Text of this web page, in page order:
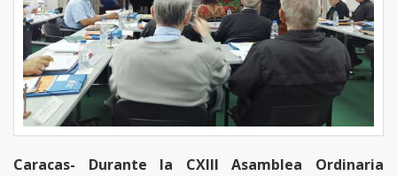
Caracas- Durante la CXIII Asamblea Ordinaria